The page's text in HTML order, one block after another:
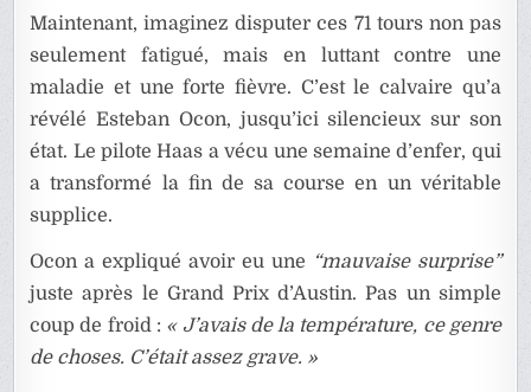
Maintenant, imaginez disputer ces 71 tours non pas
seulement fatigué, mais en luttant contre une
maladie et une forte fièvre. C’est le calvaire qu’a
révélé Esteban Ocon, jusqu’ici silencieux sur son
état. Le pilote Haas a vécu une semaine d’enfer, qui
a transformé la fin de sa course en un véritable
supplice.
Ocon a expliqué avoir eu une “mauvaise surprise”
juste après le Grand Prix d’Austin. Pas un simple
coup de froid : « J’avais de la température, ce genre
de choses. C’était assez grave. »